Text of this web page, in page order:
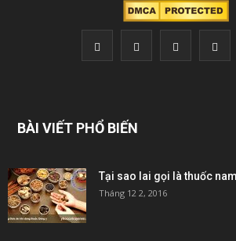
BÀI VIẾT PHỔ BIẾN
Tại sao lai gọi là thuốc
Tháng 12 2, 2016